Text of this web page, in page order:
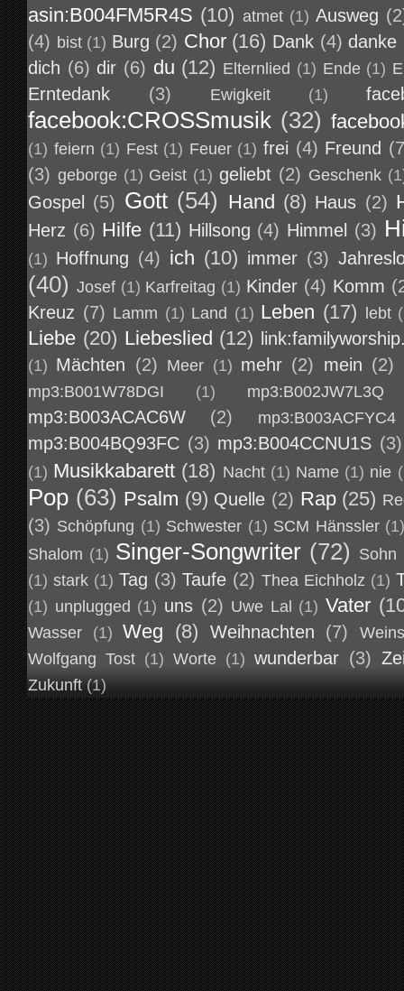
asin:B004FM5R4S (10) atmet (1) Ausweg
(4) bist (1) Burg (2) Chor (16) Dank (4) danke
dich (6) dir (6) du (12) Elternlied (1) Ende (1)
Erntedank (3) Ewigkeit (1)
facebook:CROSSmusik (32)
(1) feiern (1) Fest (1) Feuer (1) frei (4) Freund
(3) geborge (1) Geist (1) geliebt (2) Geschenk
Gospel (5) Gott (54) Hand (8) Haus (2)
Herz (6) Hilfe (11) Hillsong (4) Himmel (3)
(1) Hoffnung (4) ich (10) immer (3)
(40) Josef (1) Karfreitag (1) Kinder (4) Komm
Kreuz (7) Lamm (1) Land (1) Leben (17) lebt
Liebe (20) Liebeslied (12)
(1) Mächten (2) Meer (1) mehr (2) mein (2)
mp3:B001W78DGI (1) mp3:B002JW7L3Q
mp3:B003ACAC6W (2) mp3:B003ACFYC4
mp3:B004BQ93FC (3) mp3:B004CCNU1S (3)
(1) Musikkabarett (18) Nacht (1) Name (1) nie
Pop (63) Psalm (9) Quelle (2) Rap (25)
(3) Schöpfung (1) Schwester (1) SCM Hänssler
Shalom (1) Singer-Songwriter (72) Sohn
(1) stark (1) Tag (3) Taufe (2) Thea Eichholz (1)
(1) unplugged (1) uns (2) Uwe Lal (1) Vater
Wasser (1) Weg (8) Weihnachten (7)
Wolfgang Tost (1) Worte (1) wunderbar (3)
Zukunft (1)